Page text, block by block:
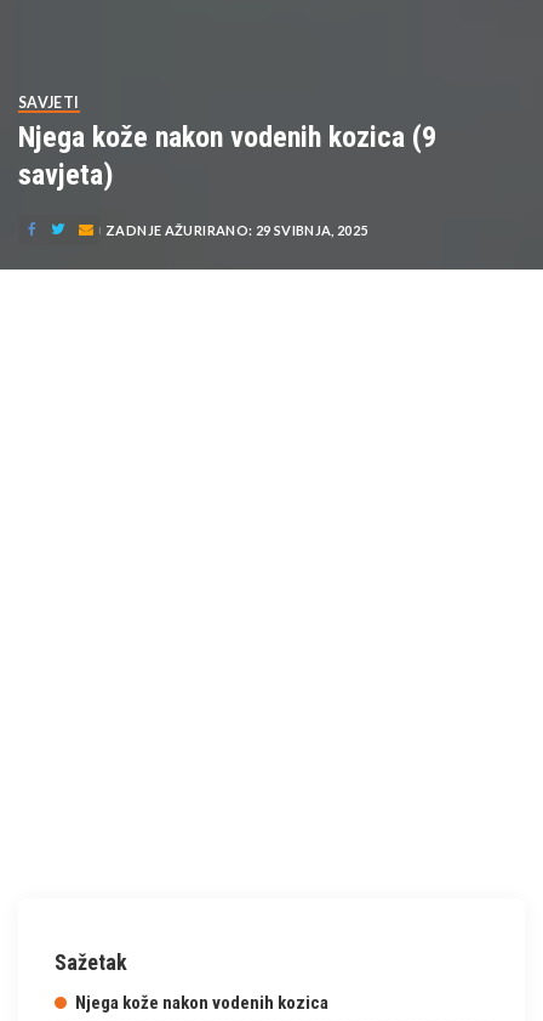
SAVJETI
Njega kože nakon vodenih kozica (9
savjeta)
ZADNJE AŽURIRANO: 29 SVIBNJA, 2025
Sažetak
Njega kože nakon vodenih kozica